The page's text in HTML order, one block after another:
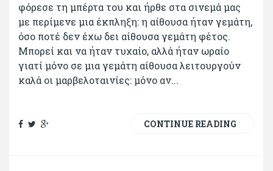
φόρεσε τη μπέρτα του και ήρθε στα σινεμά μας
με περίμενε μια έκπληξη: η αίθουσα ήταν γεμάτη,
όσο ποτέ δεν έχω δει αίθουσα γεμάτη φέτος.
Μπορεί και να ήταν τυχαίο, αλλά ήταν ωραίο
γιατί μόνο σε μια γεμάτη αίθουσα λειτουργούν
καλά οι μαρβελοταινίες: μόνο αν...
CONTINUE READING